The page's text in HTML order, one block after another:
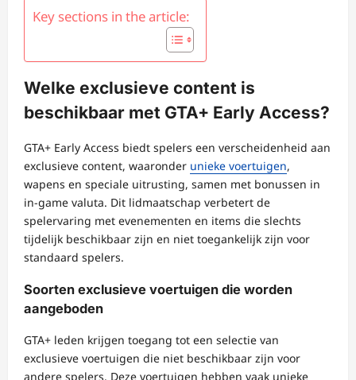
Key sections in the article:
Welke exclusieve content is
beschikbaar met GTA+ Early Access?
GTA+ Early Access biedt spelers een verscheidenheid aan
exclusieve content, waaronder unieke voertuigen,
wapens en speciale uitrusting, samen met bonussen in
in-game valuta. Dit lidmaatschap verbetert de
spelervaring met evenementen en items die slechts
tijdelijk beschikbaar zijn en niet toegankelijk zijn voor
standaard spelers.
Soorten exclusieve voertuigen die worden
aangeboden
GTA+ leden krijgen toegang tot een selectie van
exclusieve voertuigen die niet beschikbaar zijn voor
andere spelers. Deze voertuigen hebben vaak unieke